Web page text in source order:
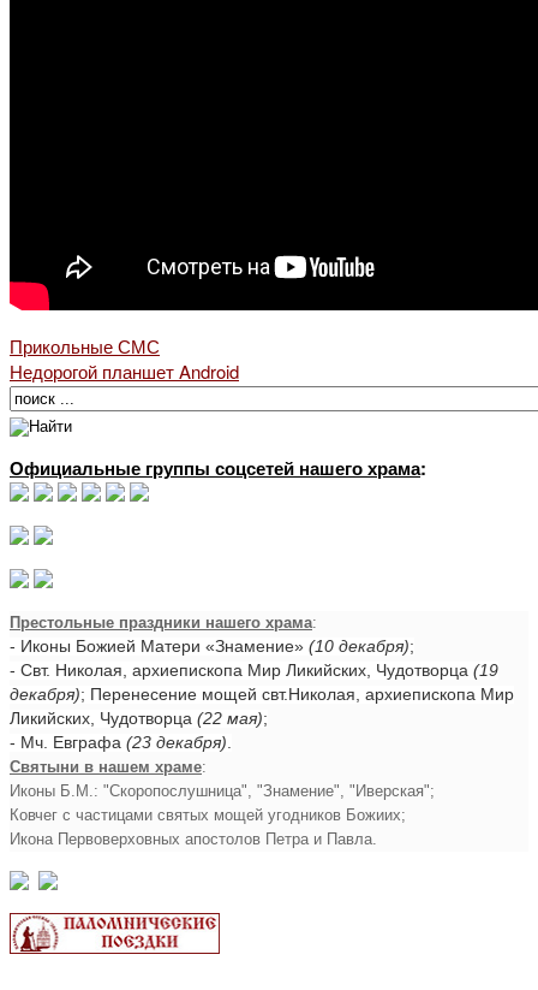
Прикольные СМС
Недорогой планшет Android
Официальные группы соцсетей нашего храма:
Престольные праздники нашего храма:
- Иконы Божией Матери «Знамение» (10 декабря);
- Свт. Николая, архиепископа Мир Ликийских, Чудотворца (19
декабря); Перенесение мощей свт.Николая, архиепископа Мир
Ликийских, Чудотворца (22 мая);
- Мч. Евграфа (23 декабря)
Святыни в нашем храме:
Иконы Б.М.: "Скоропослушница", "Знамение", "Иверская";
Ковчег с частицами святых мощей угодников Божиих;
Икона Первоверховных апостолов Петра и Павла.